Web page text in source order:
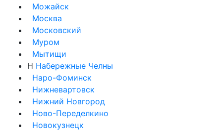
Можайск
Москва
Московский
Муром
Мытищи
Н Набережные Челны
Наро-Фоминск
Нижневартовск
Нижний Новгород
Ново-Переделкино
Новокузнецк